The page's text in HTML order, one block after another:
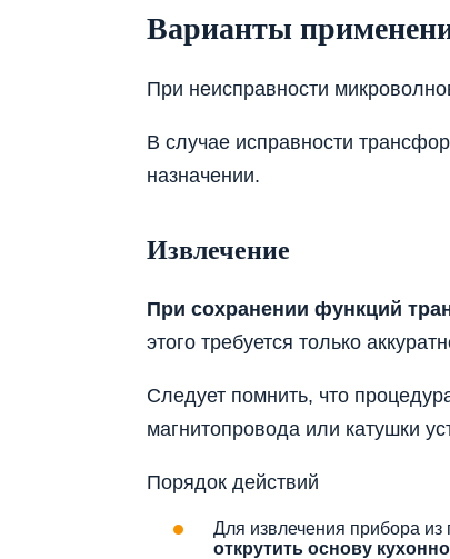
Варианты
При неисправности
В случае исправности
назначении.
Извлечение
При сохранении функций
этого требуется только
Следует помнить, что
магнитопровода или катушки
Порядок действий
Для извлечения прибора из
открутить основу